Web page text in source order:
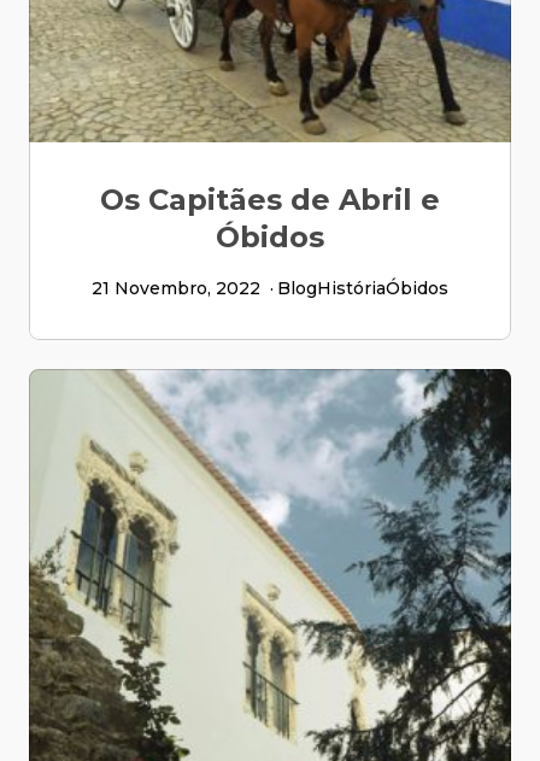
Os Capitães de Abril e
Óbidos
21 Novembro, 2022 BlogHistóriaÓbidos